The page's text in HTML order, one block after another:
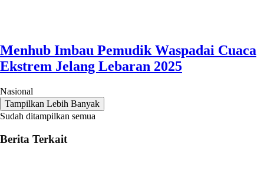
Menhub Imbau Pemudik Waspadai Cuaca
Ekstrem Jelang Lebaran 2025
Nasional
Tampilkan Lebih Banyak
Sudah ditampilkan semua
Berita Terkait